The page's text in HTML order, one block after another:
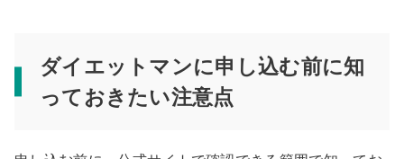
ダイエットマンに申し込む前に知
っておきたい注意点